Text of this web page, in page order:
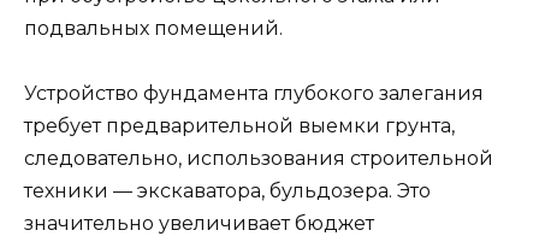
подвальных помещений.
Устройство фундамента глубокого залегания
требует предварительной выемки грунта,
следовательно, использования строительной
техники — экскаватора, бульдозера. Это
значительно увеличивает бюджет